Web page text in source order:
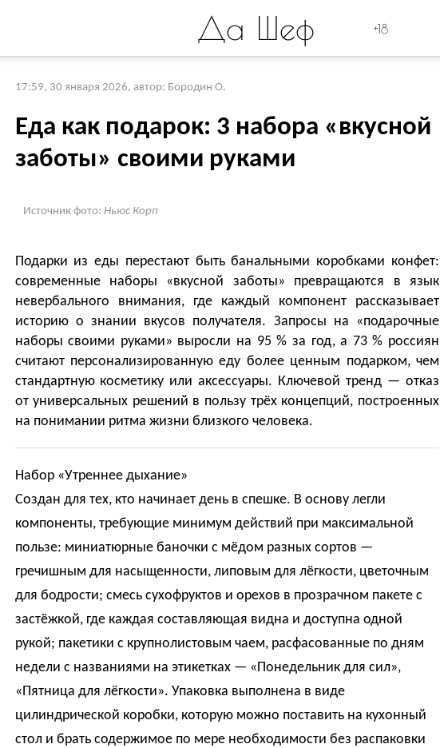
Да Шеф +18
17:59, 30 января 2026, автор: Бородин О.
Еда как подарок: 3 набора «вкусной
заботы» своими руками
Источник фото: Ньюс Корп
Подарки из еды перестают быть банальными коробками конфет:
современные наборы «вкусной заботы» превращаются в язык
невербального внимания, где каждый компонент рассказывает
историю о знании вкусов получателя. Запросы на «подарочные
наборы своими руками» выросли на 95 % за год, а 73 % россиян
считают персонализированную еду более ценным подарком, чем
стандартную косметику или аксессуары. Ключевой тренд — отказ
от универсальных решений в пользу трёх концепций, построенных
на понимании ритма жизни близкого человека.
Набор «Утреннее дыхание»
Создан для тех, кто начинает день в спешке. В основу легли
компоненты, требующие минимум действий при максимальной
пользе: миниатюрные баночки с мёдом разных сортов —
гречишным для насыщенности, липовым для лёгкости, цветочным
для бодрости; смесь сухофруктов и орехов в прозрачном пакете с
застёжкой, где каждая составляющая видна и доступна одной
рукой; пакетики с крупнолистовым чаем, расфасованные по дням
недели с названиями на этикетках — «Понедельник для сил»,
«Пятница для лёгкости». Упаковка выполнена в виде
цилиндрической коробки, которую можно поставить на кухонный
стол и брать содержимое по мере необходимости без распаковки